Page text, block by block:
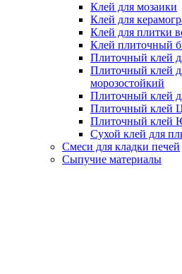
Клей для мозаики
Клей для
Клей для плитки
Клей плиточный
Плиточный клей
Плиточный клей
морозостойкий
Плиточный клей
Плиточный клей
Плиточный клей
Сухой клей для
Смеси для кладки печей
Сыпучие материалы